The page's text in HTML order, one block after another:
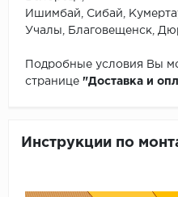
Ишимбай, Сибай,
Учалы, Благовещенск,
Подробные условия Вы
странице "Доставка и
Инструкции по